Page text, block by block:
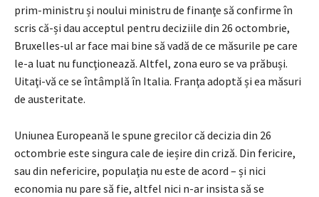
prim-ministru și noului ministru de finanţe să confirme în
scris că-și dau acceptul pentru deciziile din 26 octombrie,
Bruxelles-ul ar face mai bine să vadă de ce măsurile pe care
le-a luat nu funcţionează. Altfel, zona euro se va prăbuși.
Uitaţi-vă ce se întâmplă în Italia. Franţa adoptă și ea măsuri
de austeritate.
Uniunea Europeană le spune grecilor că decizia din 26
octombrie este singura cale de ieșire din criză. Din fericire,
sau din nefericire, populaţia nu este de acord – și nici
economia nu pare să fie, altfel nici n-ar insista să se